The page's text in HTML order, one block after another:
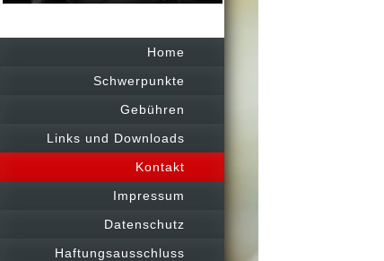
Home
Schwerpunkte
Gebühren
Links und Downloads
Kontakt
Impressum
Datenschutz
Haftungsausschluss